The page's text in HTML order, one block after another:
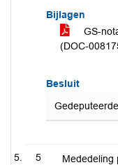
Bijlagen
GS-
(DOC-
Besluit
5
Mededeling